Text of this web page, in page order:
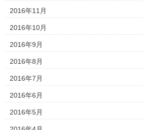
2016年11月
2016年10月
2016年9月
2016年8月
2016年7月
2016年6月
2016年5月